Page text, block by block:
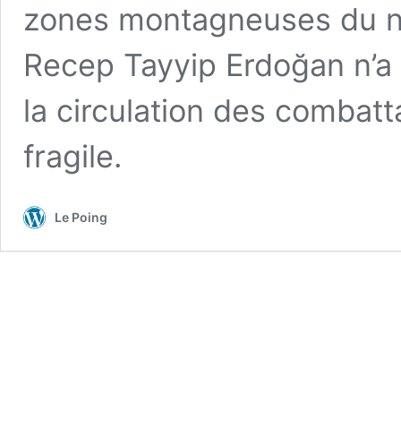
zones montagneuses du
Recep Tayyip Erdoğan
la circulation des
fragile.
Le Poing